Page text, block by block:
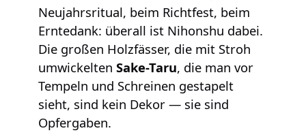
Neujahrsritual, beim Richtfest, beim
Erntedank: überall ist Nihonshu dabei.
Die großen Holzfässer, die mit Stroh
umwickelten Sake-Taru, die man vor
Tempeln und Schreinen gestapelt
sieht, sind kein Dekor — sie sind
Opfergaben.